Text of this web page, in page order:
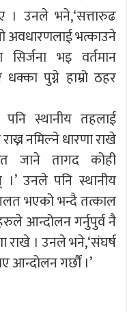
। उनले भने,‘सत्तारुढ
अवधारणलाई भत्काउने
भइ वर्तमान
पुग्ने हाम्रो ठहर
स्थानीय तहलाई
नमिल्ने धारणा राखे
जाने तागद कोही
उनले पनि स्थानीय
भएको भन्दै तत्काल
आन्दोलन गर्नुपुर्व नै
राखे । उनले भने,‘संघर्ष
आन्दोलन गर्छौं ।’